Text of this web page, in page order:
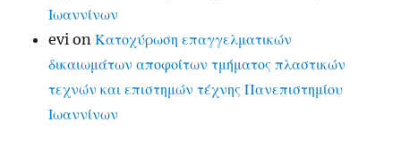
Ιωαννίνων
evi onΚατοχύρωση επαγγελματικών
δικαιωμάτων αποφοίτων τμήματος πλαστικών
τεχνών και επιστημών τέχνης Πανεπιστημίου
Ιωαννίνων